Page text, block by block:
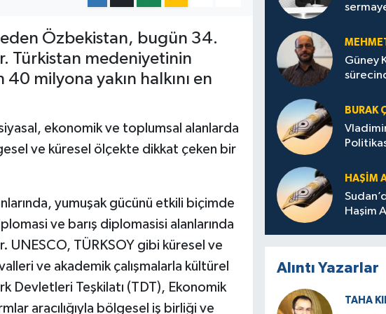
eden Özbekistan, bugün 34.
Türkistan medeniyetinin
milyona yakın halkını en
ekonomik ve toplumsal alanlarda
ve küresel ölçekte dikkat çeken bir
yumuşak gücünü etkili biçimde
ve barış diplomasisi alanlarında
UNESCO, TÜRKSOY gibi küresel ve
ve akademik çalışmalarla kültürel
Devletleri Teşkilatı (TDT), Ekonomik
aracılığıyla bölgesel iş birliği ve
Güney
BURAK
HAŞIM
Haşim
Alıntı Yazarlar
TAHA